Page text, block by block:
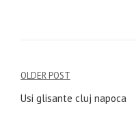
Navigare
în
OLDER POST
Usi glisante cluj napoca